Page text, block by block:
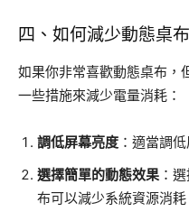
四、如何減少動態桌
如果你非常喜歡動態桌布，
一些措施來減少電量消耗：
調低屏幕亮度 ：適當調
選擇簡單的動態效果 ：
布可以減少系統資源消耗